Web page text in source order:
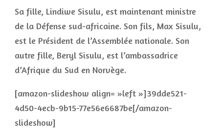
Sa fille, Lindiwe Sisulu, est maintenant ministre
de la Défense sud-africaine. Son fils, Max Sisulu,
est le Président de l’Assemblée nationale. Son
autre fille, Beryl Sisulu, est l’ambassadrice
d’Afrique du Sud en Norvège.
[amazon-slideshow align= »left »]39dde521-
4d50-4ecb-9b15-77e56e6687be[/amazon-
slideshow]